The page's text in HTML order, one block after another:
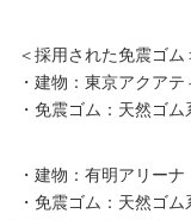
＜採用された免震ゴム
・建物：東京アクア
・免震ゴム：天然ゴム
・建物：有明アリーナ
・免震ゴム：天然ゴ